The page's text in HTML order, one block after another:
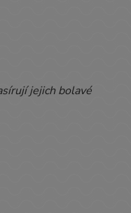
jejich bolavé